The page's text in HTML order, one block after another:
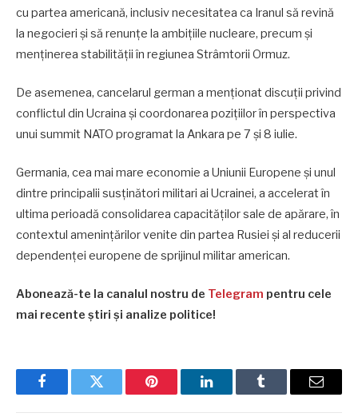
cu partea americană, inclusiv necesitatea ca Iranul să revină
la negocieri și să renunțe la ambițiile nucleare, precum și
menținerea stabilității în regiunea Strâmtorii Ormuz.
De asemenea, cancelarul german a menționat discuții privind
conflictul din Ucraina și coordonarea pozițiilor în perspectiva
unui summit NATO programat la Ankara pe 7 și 8 iulie.
Germania, cea mai mare economie a Uniunii Europene și unul
dintre principalii susținători militari ai Ucrainei, a accelerat în
ultima perioadă consolidarea capacităților sale de apărare, în
contextul amenințărilor venite din partea Rusiei și al reducerii
dependenței europene de sprijinul militar american.
Abonează-te la canalul nostru de Telegram pentru cele
mai recente știri și analize politice!
FacebookTwitter Pinterest LinkedInTumblr Email